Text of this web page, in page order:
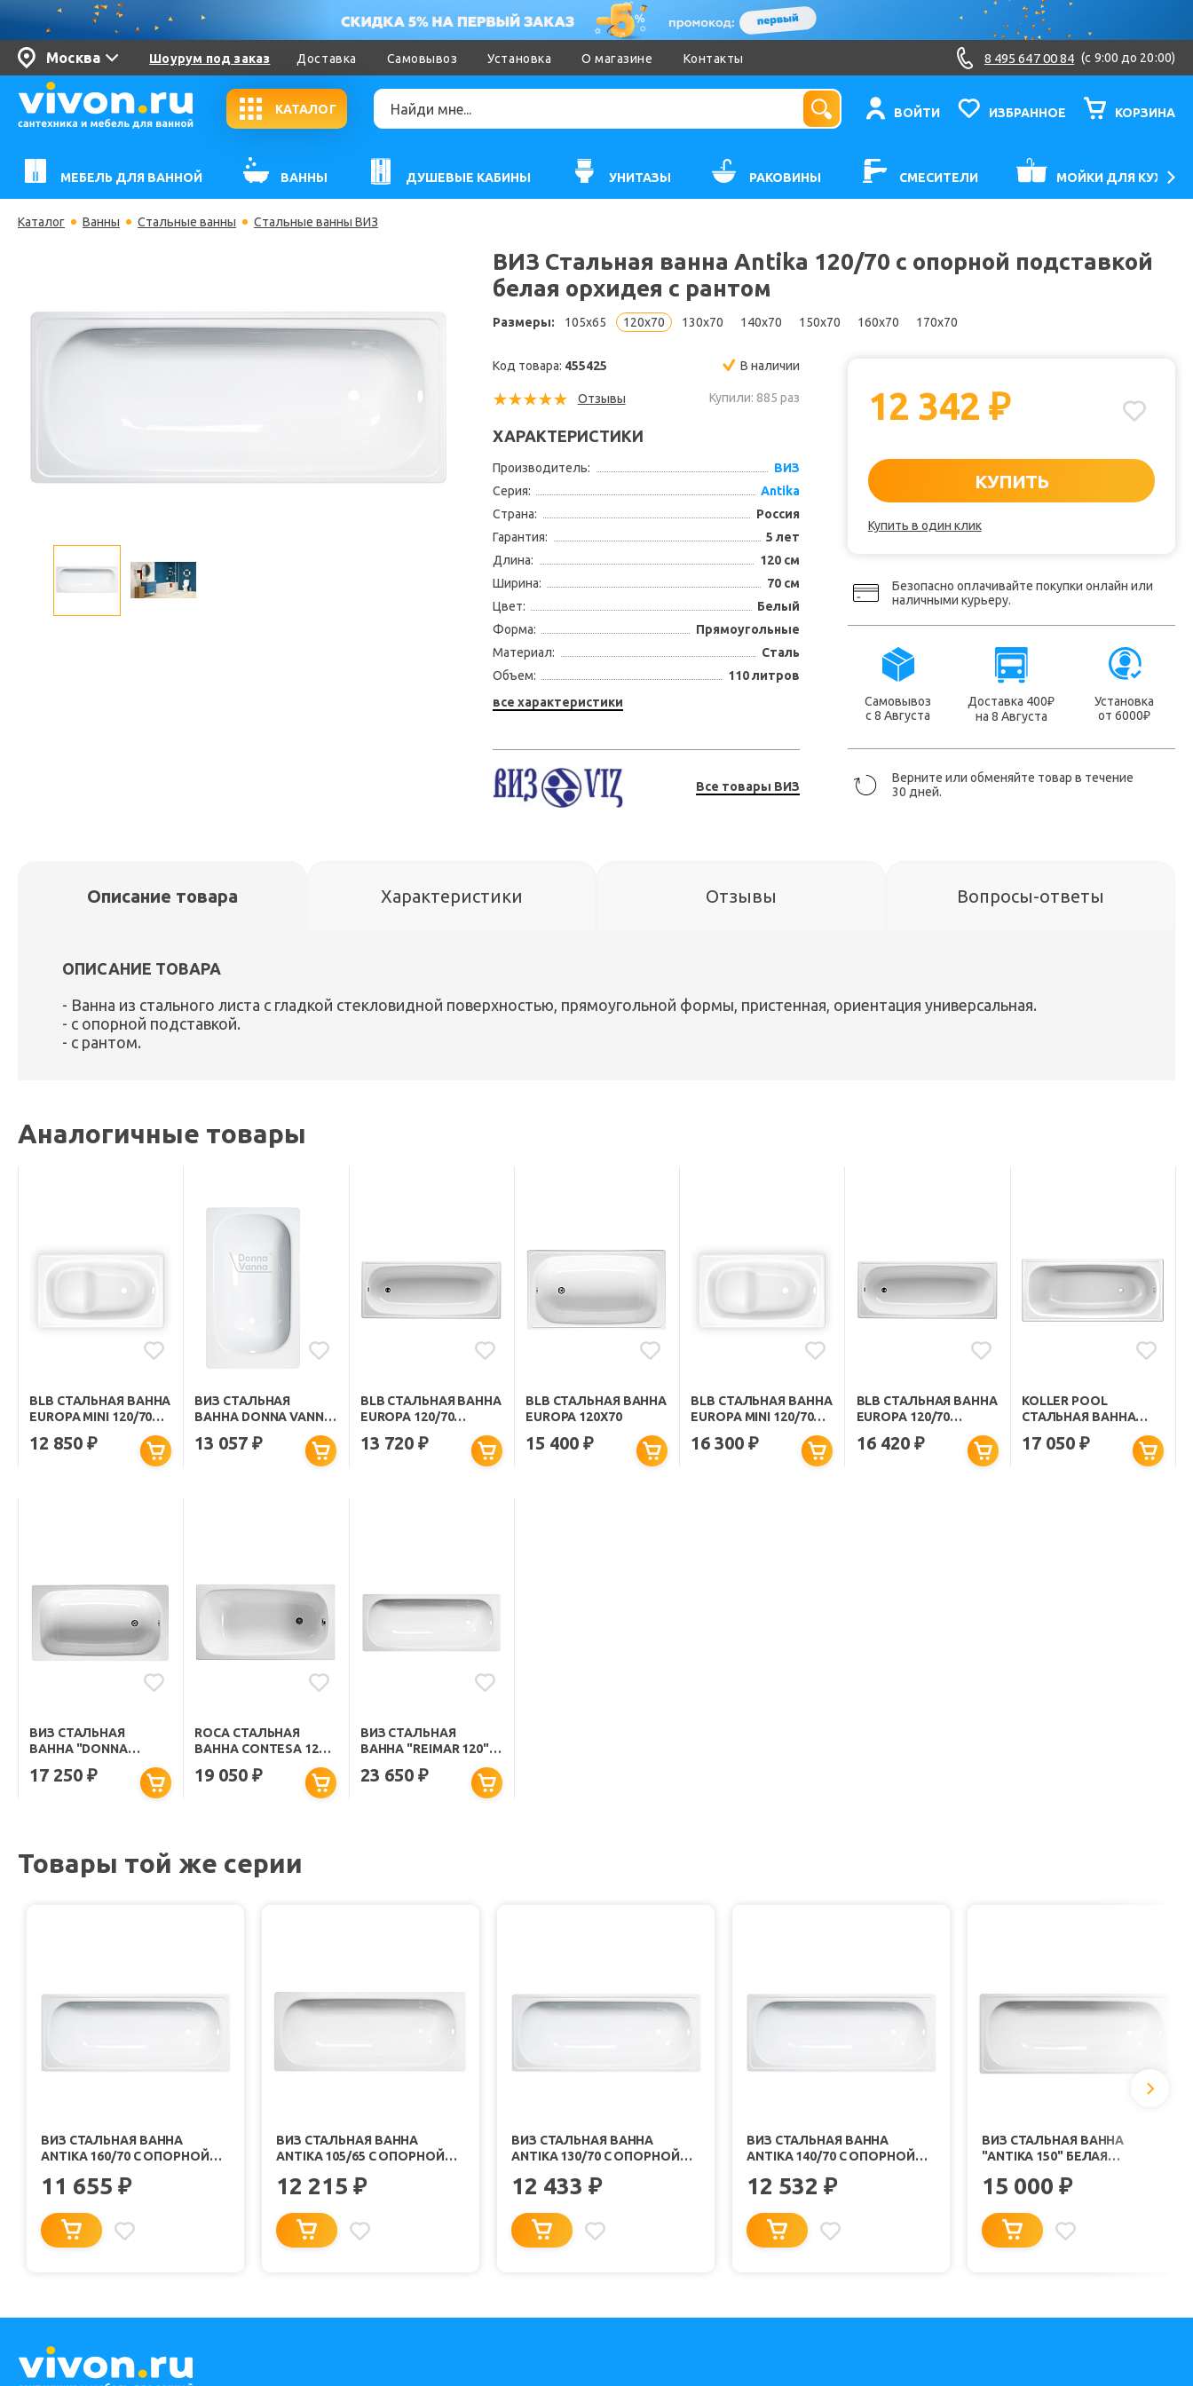
Москва Шоурум под заказ Доставка Самовывоз Установка О магазине Контакты 8 495 647 00 84 (c 9:00 до 20:00)
КАТАЛОГ ВОЙТИ ИЗБРАННОЕ КОРЗИНА
МЕБЕЛЬ ДЛЯ ВАННОЙ ВАННЫ ДУШЕВЫЕ КАБИНЫ УНИТАЗЫ РАКОВИНЫ СМЕСИТЕЛИ МОЙКИ ДЛЯ КУХНИ
Каталог Ванны Стальные ванны Стальные ванны ВИЗ
ВИЗ Стальная ванна Antika 120/70 с опорной подставкой
белая орхидея с рантом
Размеры: 105x65 120x70 130x70 140x70 150x70 160x70 170x70
Код товара: 455425 В наличии
Отзывы Купили: 885 раз
ХАРАКТЕРИСТИКИ
Производитель:
ВИЗ
Серия:
Antika
Страна:
Россия
Гарантия:
5 лет
Длина:
120 см
Ширина:
70 см
Цвет:
Белый
Форма:
Прямоугольные
Материал:
Сталь
Объем:
110 литров
все характеристики
Все товары ВИЗ
12 342₽
КУПИТЬ
Купить в один клик
Безопасно оплачивайте покупки онлайн или
наличными курьеру.
Самовывоз
с 8 Августа
Доставка 400₽
на 8 Августа
Установка
от 6000₽
Верните или обменяйте товар в течение
30 дней.
Описание товара Характеристики Отзывы Вопросы-ответы
ОПИСАНИЕ ТОВАРА
- Ванна из стального листа с гладкой стекловидной поверхностью, прямоугольной формы, пристенная, ориентация универсальная.
- с опорной подставкой.
- с рантом.
Аналогичные товары
BLB СТАЛЬНАЯ ВАННА
EUROPA MINI 120/70
B2SE22001 СИДЯЧАЯ
БЕЗ ОПОРЫ
12 850₽
ВИЗ СТАЛЬНАЯ
ВАННА DONNA VANNA
ПОДСТАВКОЙ БЕЛАЯ
13 057₽
BLB СТАЛЬНАЯ ВАННА
EUROPA 120/70
ОПОРЫ
13 720 ₽
BLB СТАЛЬНАЯ ВАННА
EUROPA 120Х70
15 400 ₽
BLB СТАЛЬНАЯ ВАННА
EUROPA MINI 120/70
B2SE22001 СИДЯЧАЯ С
ОПОРАМИ
16 300₽
BLB СТАЛЬНАЯ ВАННА
EUROPA 120/70
НОЖКАМИ
16 420 ₽
KOLLER POOL
СТАЛЬНАЯ ВАННА
17 050 ₽
ВИЗ СТАЛЬНАЯ
ВАННА "DONNA
ОРХИДЕЯ
17 250₽
ROCA СТАЛЬНАЯ
ВАННА CONTESA 120
19 050₽
ВИЗ СТАЛЬНАЯ
ВАННА "REIMAR 120"
23 650 ₽
Товары той же серии
ВИЗ СТАЛЬНАЯ ВАННА
ANTIKA 160/70 С ОПОРНОЙ
ОРХИДЕЯ С РАНТОМ
11 655 ₽
ВИЗ СТАЛЬНАЯ ВАННА
ANTIKA 105/65 С ОПОРНОЙ
ОРХИДЕЯ БЕЗ РАНТА
12 215 ₽
ВИЗ СТАЛЬНАЯ ВАННА
ANTIKA 130/70 С ОПОРНОЙ
ОРХИДЕЯ С РАНТОМ
12 433 ₽
ВИЗ СТАЛЬНАЯ ВАННА
ANTIKA 140/70 С ОПОРНОЙ
ОРХИДЕЯ С РАНТОМ
12 532 ₽
ВИЗ СТАЛЬНАЯ ВАННА
"ANTIKA 150" БЕЛАЯ
15 000 ₽